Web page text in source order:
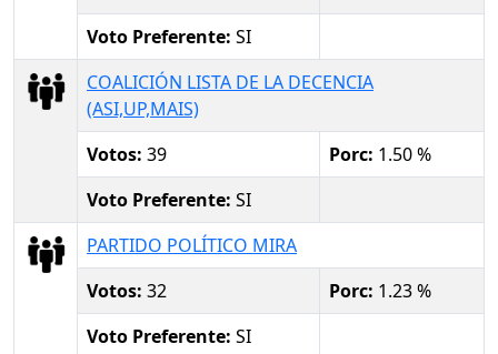
Voto Preferente: SI
COALICIÓN LISTA DE LA DECENCIA
(ASI,UP,MAIS)
Votos: 39 Porc: 1.50 %
Voto Preferente: SI
PARTIDO POLÍTICO MIRA
Votos: 32 Porc: 1.23 %
Voto Preferente: SI